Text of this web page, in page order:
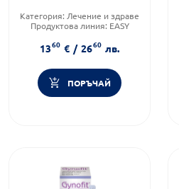
Категория: Лечение и здраве
Продуктова линия: EASY
1360 € / 2660 лв.
ПОРЪЧАЙ